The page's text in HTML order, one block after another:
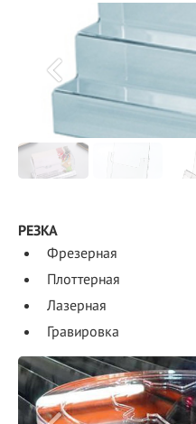
РЕЗКА
Фрезерная
Плоттерная
Лазерная
Гравировка